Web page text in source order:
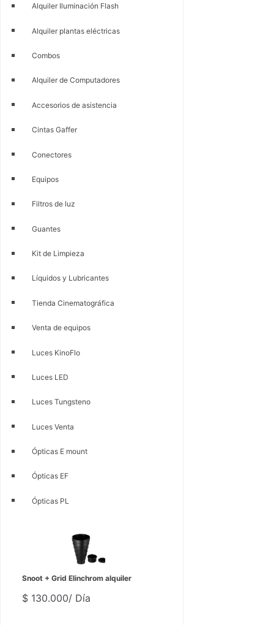
Alquiler Iluminación Flash
Alquiler plantas eléctricas
Combos
Alquiler de Computadores
Accesorios de asistencia
Cintas Gaffer
Conectores
Equipos
Filtros de luz
Guantes
Kit de Limpieza
Líquidos y Lubricantes
Tienda Cinematográfica
Venta de equipos
Luces KinoFlo
Luces LED
Luces Tungsteno
Luces Venta
Ópticas E mount
Ópticas EF
Ópticas PL
Snoot + Grid Elinchrom alquiler
$ 130.000/ Día